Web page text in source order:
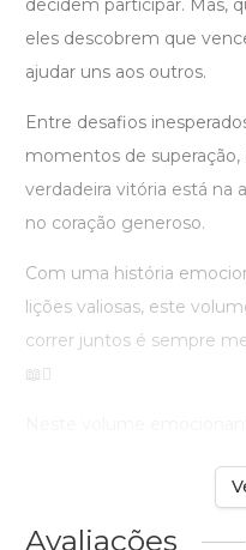
decidem participar. Mas,
eles descobrem que
ajudar uns aos outros.
Entre desafios
momentos de superação,
verdadeira vitória está na
no coração generoso.
Com uma história
lições valiosas, este
correr juntos é sempre
📖✨
Avaliações